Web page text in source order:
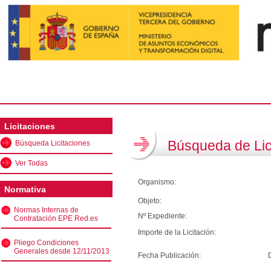
Licitaciones
Búsqueda Licitaciones
Ver Todas
Normativa
Normas Internas de
Contratación EPE Red.es
Pliego Condiciones
Generales desde 12/11/2013
Búsqueda de
Organismo:
Objeto:
Nº Expediente:
Importe de la Licitación:
Fecha Publicación: